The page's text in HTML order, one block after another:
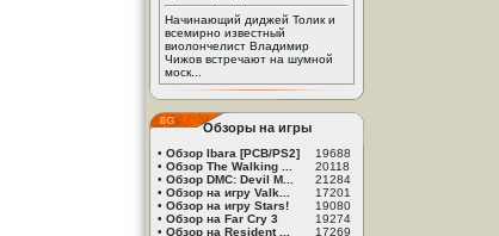
Начинающий диджей Толик и
всемирно известный
виолончелист Владимир
Чижов встречают на шумной
моск...
Обзоры на игры
• Обзор Ibara [PCB/PS2]
19688
• Обзор The Walking ...
20118
• Обзор DMC: Devil M...
21284
• Обзор на игру Valk...
17201
• Обзор на игру Stars!
19080
• Обзор на Far Cry 3
19274
• Обзор на Resident ... 17269